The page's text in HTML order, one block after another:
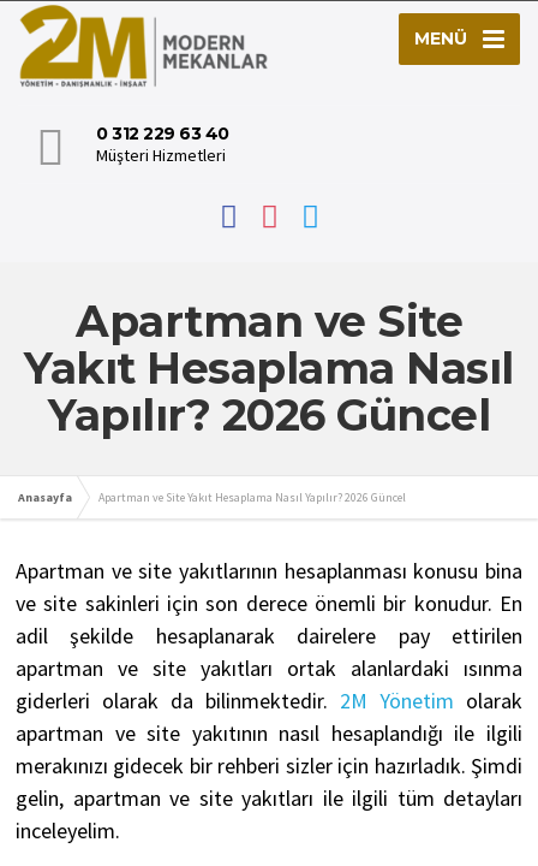
MENÜ
0 312 229 63 40
Müşteri Hizmetleri
Apartman ve Site
Yakıt Hesaplama Nasıl
Yapılır? 2026 Güncel
Anasayfa Apartman ve Site Yakıt Hesaplama Nasıl Yapılır? 2026 Güncel
Apartman ve site yakıtlarının hesaplanması konusu bina
ve site sakinleri için son derece önemli bir konudur. En
adil şekilde hesaplanarak dairelere pay ettirilen
apartman ve site yakıtları ortak alanlardaki ısınma
giderleri olarak da bilinmektedir. 2M Yönetim olarak
apartman ve site yakıtının nasıl hesaplandığı ile ilgili
merakınızı gidecek bir rehberi sizler için hazırladık. Şimdi
gelin, apartman ve site yakıtları ile ilgili tüm detayları
inceleyelim.